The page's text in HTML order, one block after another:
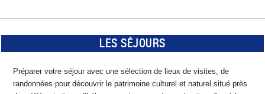
LES SÉJOURS
Préparer votre séjour avec une sélection de lieux de visites, de
randonnées pour découvrir le patrimoine culturel et naturel situé près